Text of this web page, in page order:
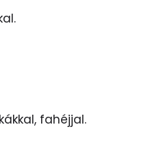
fahéjjal.